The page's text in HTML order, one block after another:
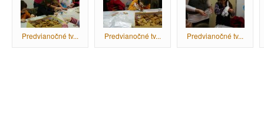
Predvianočné tv... Predvianočné tv... Predvianočné tv...